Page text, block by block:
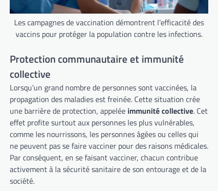
Les campagnes de vaccination démontrent l’efficacité des
vaccins pour protéger la population contre les infections.
Protection communautaire et immunité
collective
Lorsqu’un grand nombre de personnes sont vaccinées, la
propagation des maladies est freinée. Cette situation crée
une barrière de protection, appelée immunité collective. Cet
effet profite surtout aux personnes les plus vulnérables,
comme les nourrissons, les personnes âgées ou celles qui
ne peuvent pas se faire vacciner pour des raisons médicales.
Par conséquent, en se faisant vacciner, chacun contribue
activement à la sécurité sanitaire de son entourage et de la
société.